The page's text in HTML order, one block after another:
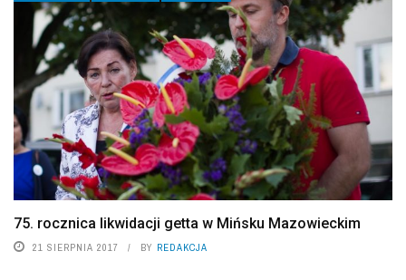
75. rocznica likwidacji getta w Mińsku Mazowieckim
21 SIERPNIA 2017 BY REDAKCJA